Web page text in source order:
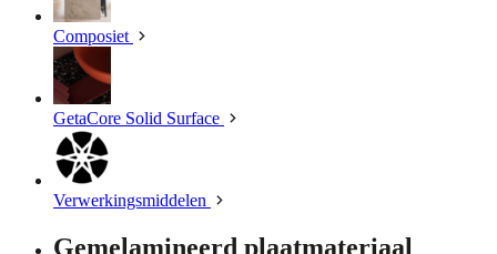
Composiet
GetaCore Solid Surface
Verwerkingsmiddelen
Gemelamineerd plaatmateriaal